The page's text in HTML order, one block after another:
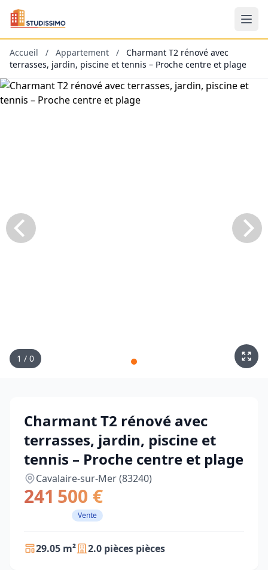
Accueil / Appartement /
Charmant T2 rénové avec
terrasses, jardin, piscine et tennis – Proche centre et plage
1 / 0
Charmant T2 rénové avec
terrasses, jardin, piscine et
tennis – Proche centre et plage
Cavalaire-sur-Mer (83240)
241 500 €
Vente
29.05 m² 2.0 pièces pièces